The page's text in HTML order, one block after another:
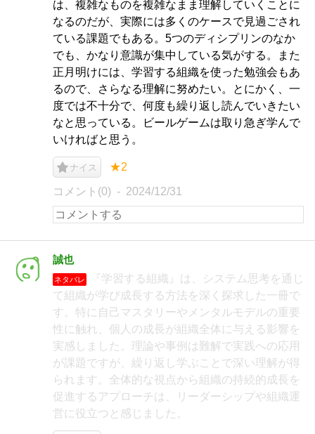
は、複雑なものを複雑なまま理解していくことに
なるのだが、実際には多くのケースで見過ごされ
ている課題でもある。5つのディシプリンのなか
でも、かなり意識が集中している気がする。また
正月明けには、学習する組織を使った勉強会もあ
るので、さらなる理解に努めたい。とにかく、一
度では不十分で、何度も繰り返し読んでいきたい
なと思っている。ビールゲームは取り急ぎ学んで
いければと思う。
ナイス ★2
コメント(0) 2024/12/31
誠也
ネタバレ
『学習する組織』は、システム思考を通じ
て組織が学び成長する方法を深く探求した一冊で
す。特に自己マスタリーやメンタルモデルの重要
性に触れ、個人の成長が組織全体に与える影響を
実感しました。理論や事例は難解で実践への応用
が課題ですが、繰り返し学ぶことで深い理解が得
られます。全体的な視点から組織の持続的成長を
促進するアプローチは、リーダーシップや組織運
営に役立つと感じました。